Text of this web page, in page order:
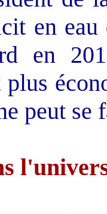
en
en
plus
peut se